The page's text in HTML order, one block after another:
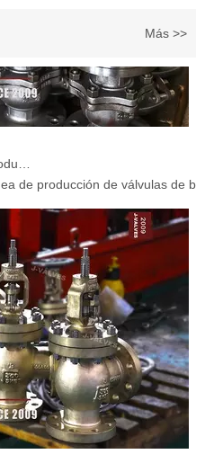
Más >>
de producción de válvulas de